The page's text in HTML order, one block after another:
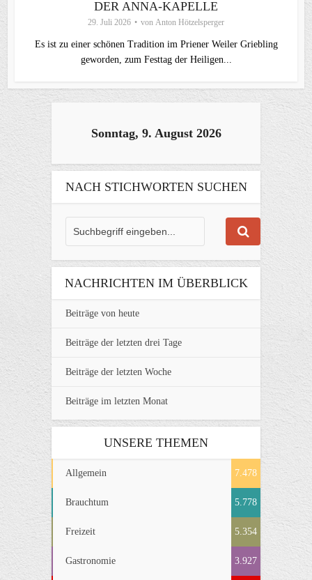
DER ANNA-KAPELLE
29. Juli 2026 von Anton Hötzelsperger
Es ist zu einer schönen Tradition im Priener Weiler Griebling
geworden, zum Festtag der Heiligen...
Sonntag, 9. August 2026
NACH STICHWORTEN SUCHEN
NACHRICHTEN IM ÜBERBLICK
Beiträge von heute
Beiträge der letzten drei Tage
Beiträge der letzten Woche
Beiträge im letzten Monat
UNSERE THEMEN
Allgemein 7.478
Brauchtum 5.778
Freizeit 5.354
Gastronomie 3.927